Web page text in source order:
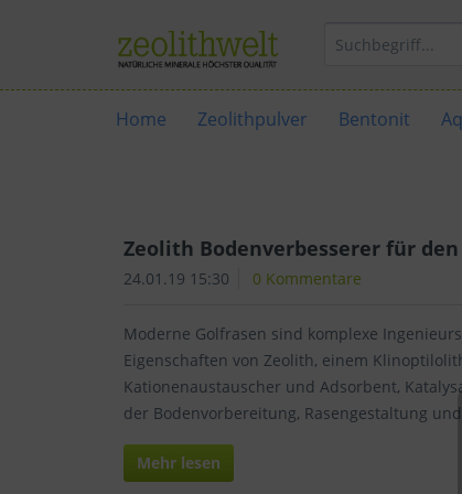
Home Zeolithpulver Bentonit
Zeolith Bodenverbesserer für
24.01.19 15:30 0 Kommentare
Moderne Golfrasen sind komplexe
Eigenschaften von Zeolith, einem
Kationenaustauscher und Adsorbent,
der Bodenvorbereitung, Rasengestaltung
Mehr lesen